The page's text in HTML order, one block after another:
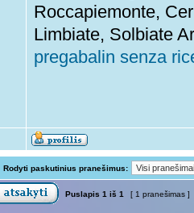
Roccapiemonte,
Limbiate, Solbiate
pregabalin senza
Rodyti paskutinius pranešimus:
Puslapis 1 iš 1 [ 1 pranešimas ]